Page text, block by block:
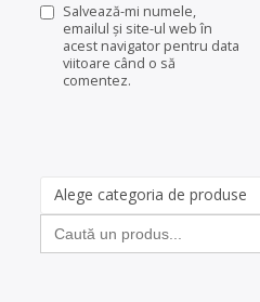
Salvează-mi numele,
emailul și site-ul web în
acest navigator pentru data
viitoare când o să
comentez.
Categorii
de
produse
Search
for: